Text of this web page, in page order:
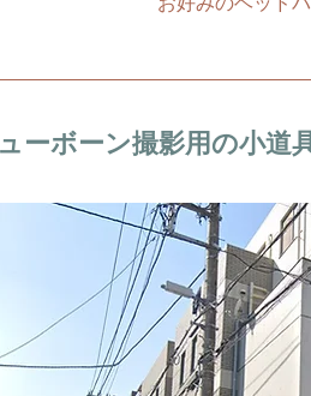
ーボーン撮影用の小道